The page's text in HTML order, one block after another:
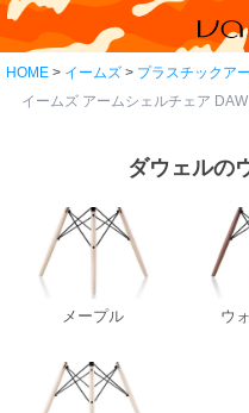
HOME イームズ
プラスチックア
イームズ アームシェルチェア
ダウェルの
メープル ウ